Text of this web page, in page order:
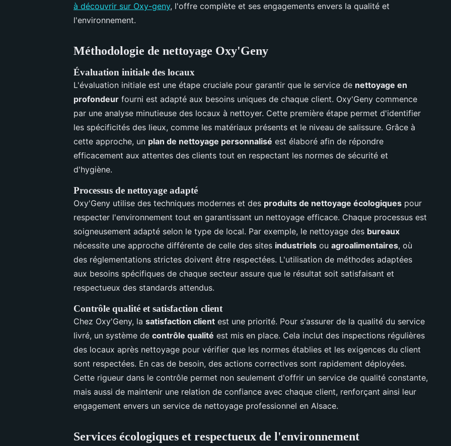
à découvrir sur Oxy-geny, l'offre complète et ses engagements envers la qualité et
l'environnement.
Méthodologie de nettoyage Oxy'Geny
Évaluation initiale des locaux
L'évaluation initiale est une étape cruciale pour garantir que le service de nettoyage en
profondeur fourni est adapté aux besoins uniques de chaque client. Oxy'Geny commence
par une analyse minutieuse des locaux à nettoyer. Cette première étape permet d'identifier
les spécificités des lieux, comme les matériaux présents et le niveau de salissure. Grâce à
cette approche, un plan de nettoyage personnalisé est élaboré afin de répondre
efficacement aux attentes des clients tout en respectant les normes de sécurité et
d'hygiène.
Processus de nettoyage adapté
Oxy'Geny utilise des techniques modernes et des produits de nettoyage écologiques pour
respecter l'environnement tout en garantissant un nettoyage efficace. Chaque processus est
soigneusement adapté selon le type de local. Par exemple, le nettoyage des bureaux
nécessite une approche différente de celle des sites industriels ou agroalimentaires, où
des réglementations strictes doivent être respectées. L'utilisation de méthodes adaptées
aux besoins spécifiques de chaque secteur assure que le résultat soit satisfaisant et
respectueux des standards attendus.
Contrôle qualité et satisfaction client
Chez Oxy'Geny, la satisfaction client est une priorité. Pour s'assurer de la qualité du service
livré, un système de contrôle qualité est mis en place. Cela inclut des inspections régulières
des locaux après nettoyage pour vérifier que les normes établies et les exigences du client
sont respectées. En cas de besoin, des actions correctives sont rapidement déployées.
Cette rigueur dans le contrôle permet non seulement d'offrir un service de qualité constante,
mais aussi de maintenir une relation de confiance avec chaque client, renforçant ainsi leur
engagement envers un service de nettoyage professionnel en Alsace.
Services écologiques et respectueux de l'environnement